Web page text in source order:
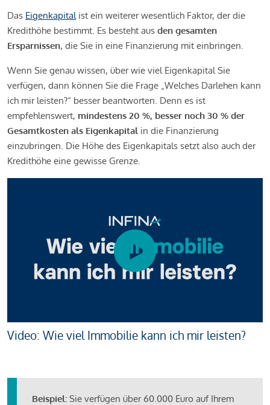
Das Eigenkapitalist ein weiterer wesentlich Faktor, der die
Kredithöhe bestimmt. Es besteht aus den gesamten
Ersparnissen, die Sie in eine Finanzierung mit einbringen.
Wenn Sie genau wissen, über wie viel Eigenkapital Sie
verfügen, dann können Sie die Frage „Welches Darlehen kann
ich mir leisten?“ besser beantworten. Denn es ist
empfehlenswert, mindestens 20 %, besser noch 30 % der
Gesamtkosten als Eigenkapital in die Finanzierung
einzubringen. Die Höhe des Eigenkapitals setzt also auch der
Kredithöhe eine gewisse Grenze.
Video: Wie viel Immobilie kann ich mir leisten?
Beispiel: Sie verfügen über 60.000 Euro auf Ihrem